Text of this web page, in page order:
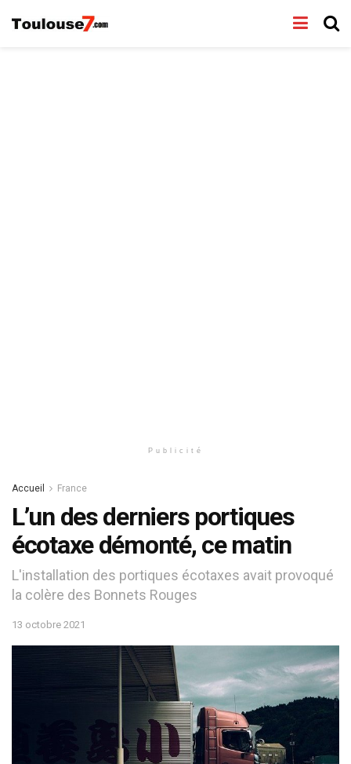
Publicité
Accueil France
L’un des derniers portiques
écotaxe démonté, ce matin
L'installation des portiques écotaxes avait provoqué
la colère des Bonnets Rouges
13 octobre 2021